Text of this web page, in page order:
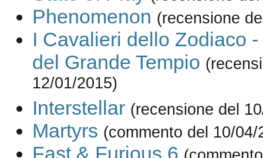
Phenomenon (recensione
I Cavalieri dello Zodiaco
del Grande Tempio
12/01/2015)
Interstellar (recensione del
Martyrs (commento del 10/04/
Fast & Furious 6